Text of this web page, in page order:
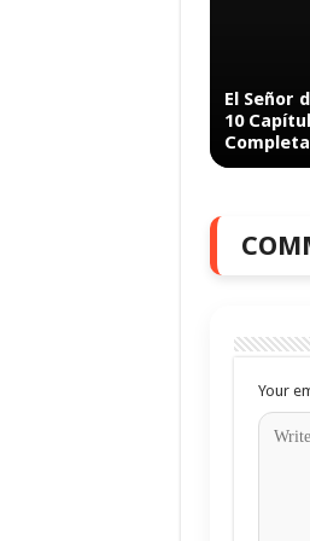
El Señor
10
Completa
Your